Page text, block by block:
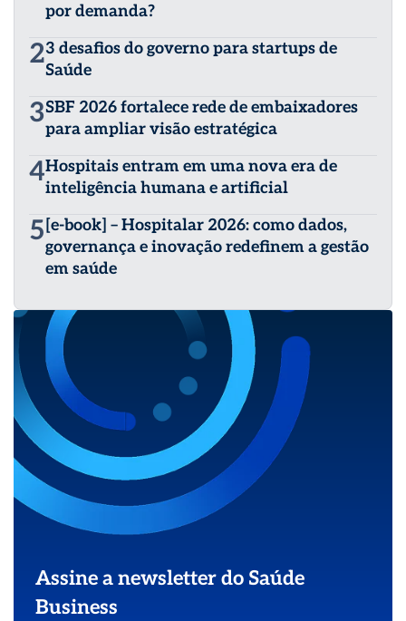
por demanda?
23 desafios do governo para startups de
Saúde
3SBF 2026 fortalece rede de embaixadores
para ampliar visão estratégica
4Hospitais entram em uma nova era de
inteligência humana e artificial
5 [e-book] – Hospitalar 2026: como dados,
governança e inovação redefinem a gestão
em saúde
Assine a newsletter do Saúde
Business